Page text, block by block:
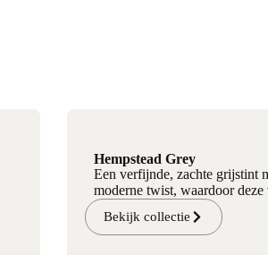
Hempstead Grey
Een verfijnde, zachte grijstint
moderne twist, waardoor
Bekijk collectie